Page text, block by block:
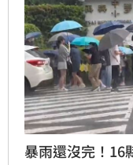
暴雨還沒完！16